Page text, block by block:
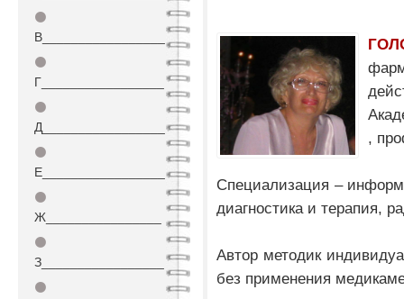
⚫
В_________________
⚫
Г_________________
⚫
Д_________________
⚫
Е_________________
⚫
Ж________________
⚫
З_________________
⚫
,
Специализация –
диагностика и терапия,
Автор методик
без применения